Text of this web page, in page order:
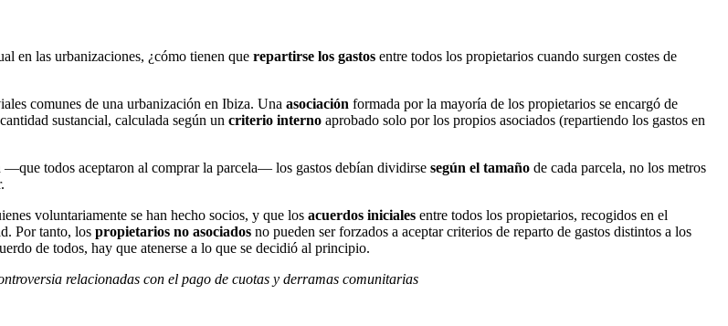
en las urbanizaciones, ¿cómo tienen que repartirse los gastos entre todos los propietarios cuando surgen costes de
comunes de una urbanización en Ibiza. Una asociación formada por la mayoría de los propietarios se encargó de
sustancial, calculada según un criterio interno aprobado solo por los propios asociados (repartiendo los gastos en
—que todos aceptaron al comprar la parcela— los gastos debían dividirse según el tamaño de cada parcela, no los metros
voluntariamente se han hecho socios, y que los acuerdos iniciales entre todos los propietarios, recogidos en el
Por tanto, los propietarios no asociados no pueden ser forzados a aceptar criterios de reparto de gastos distintos a los
de todos, hay que atenerse a lo que se decidió al principio.
relacionadas con el pago de cuotas y derramas comunitarias